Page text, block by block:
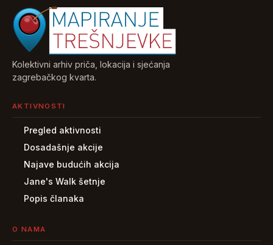
Kolektivni arhiv priča, lokacija i sjećanja
zagrebačkog kvarta.
AKTIVNOSTI
Pregled aktivnosti
Dosadašnje akcije
Najave budućih akcija
Jane's Walk šetnje
Popis članaka
O NAMA